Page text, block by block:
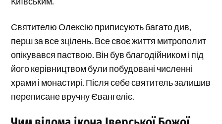
Святителю Олексію приписують багато див,
перш за все зцілень. Все своє життя митрополит
опікувався паствою. Він був благодійником і під
його керівництвом були побудовані численні
храми і монастирі. Після себе святитель залишив
переписане вручну Євангеліє.